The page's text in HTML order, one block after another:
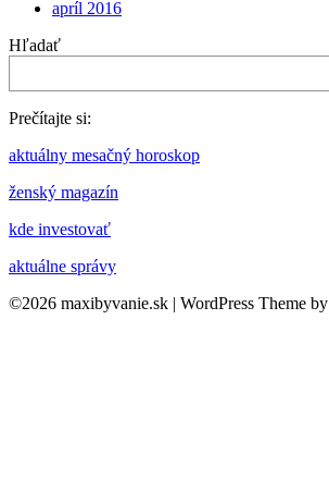
apríl 2016
Hľadať
Prečítajte si:
aktuálny mesačný horoskop
ženský magazín
kde investovať
aktuálne správy
©2026 maxibyvanie.sk | WordPress Theme by